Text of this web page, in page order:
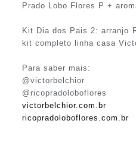
Prado Lobo Flores P +
Kit Dia dos Pais 2: arranjo
kit completo linha casa
Para saber mais:
@victorbelchior
@ricopradoloboflores
victorbelchior.com.br
ricopradoloboflores.com.br